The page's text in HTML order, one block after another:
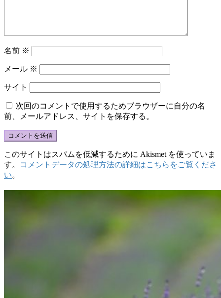
名前 ※
メール ※
サイト
次回のコメントで使用するためブラウザーに自分の名
前、メールアドレス、サイトを保存する。
このサイトはスパムを低減するために Akismet を使っていま
す。
コメントデータの処理方法の詳細はこちらをご覧くださ
い。